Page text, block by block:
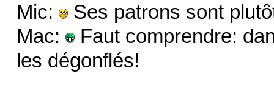
Mic:
Ses patrons sont
Mac:
Faut comprendre:
les dégonflés!